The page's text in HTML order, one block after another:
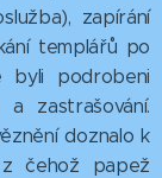
zapírání
templářů po
byli podrobeni
zastrašování.
doznalo k
z čehož papež